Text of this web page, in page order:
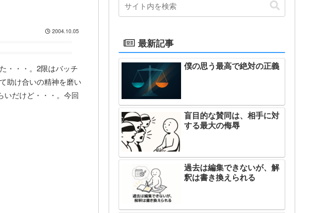
2004.10.05
・・・。2限はバッチ
助け合いの精神を磨い
いだけど・・・。今回
最新記事
僕の思う最高で絶対の正義
盲目的な賛同は、相手に対
する最大の侮辱
過去は編集できないが、解
釈は書き換えられる